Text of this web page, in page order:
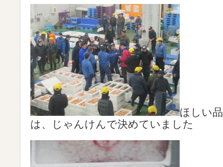
ほしい
は、じゃんけんで決めていました